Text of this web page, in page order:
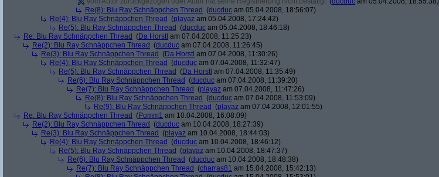
Re(8): Blu Ray Schnäppchen Thread (ducduc am 05.04.2008, 18:56:07)
Re(4): Blu Ray Schnäppchen Thread (playaz am 05.04.2008, 17:24:42)
Re(5): Blu Ray Schnäppchen Thread (ducduc am 05.04.2008, 18:46:18)
Re: Blu Ray Schnäppchen Thread (Da Horstl am 07.04.2008, 11:25:23)
Re(2): Blu Ray Schnäppchen Thread (ducduc am 07.04.2008, 11:26:45)
Re(3): Blu Ray Schnäppchen Thread (Da Horstl am 07.04.2008, 11:30:26)
Re(4): Blu Ray Schnäppchen Thread (ducduc am 07.04.2008, 11:32:47)
Re(5): Blu Ray Schnäppchen Thread (Da Horstl am 07.04.2008, 11:35:49)
Re(6): Blu Ray Schnäppchen Thread (ducduc am 07.04.2008, 11:39:20)
Re(7): Blu Ray Schnäppchen Thread (playaz am 07.04.2008, 11:47:26)
Re(8): Blu Ray Schnäppchen Thread (ducduc am 07.04.2008, 11:53:09)
Re(9): Blu Ray Schnäppchen Thread (playaz am 07.04.2008, 12:01:55)
Re: Blu Ray Schnäppchen Thread (Pomm1 am 10.04.2008, 16:08:09)
Re(2): Blu Ray Schnäppchen Thread (ducduc am 10.04.2008, 18:27:39)
Re(3): Blu Ray Schnäppchen Thread (playaz am 10.04.2008, 18:44:03)
Re(4): Blu Ray Schnäppchen Thread (ducduc am 10.04.2008, 18:46:12)
Re(5): Blu Ray Schnäppchen Thread (playaz am 10.04.2008, 18:47:37)
Re(6): Blu Ray Schnäppchen Thread (ducduc am 10.04.2008, 18:48:38)
Re(7): Blu Ray Schnäppchen Thread (charras81 am 15.04.2008, 15:42:13)